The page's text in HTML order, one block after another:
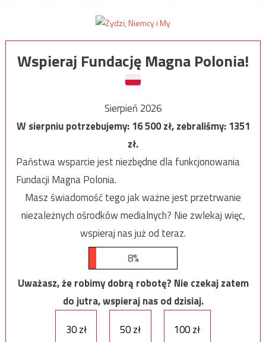
Wspieraj Fundację Magna Polonia!
Sierpień 2026
W sierpniu potrzebujemy:16 500zł, zebraliśmy:1351
zł.
Państwa wsparcie jest niezbędne dla funkcjonowania
Fundacji Magna Polonia.
Masz świadomość tego jak ważne jest przetrwanie
niezależnych ośrodków medialnych? Nie zwlekaj więc,
wspieraj nas już od teraz.
8%
Uważasz, że robimy dobrą robotę? Nie czekaj zatem
do jutra, wspieraj nas od dzisiaj.
30 zł
50 zł 100 zł